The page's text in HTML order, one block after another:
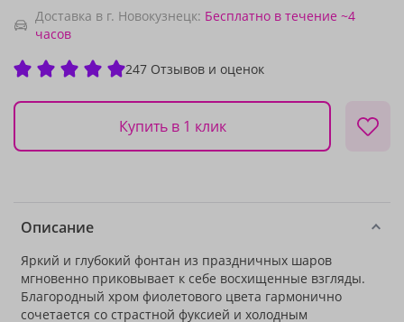
Доставка в г. Новокузнецк: Бесплатно в течение ~4
часов
247 Отзывов и оценок
Купить в 1 клик
Описание
Яркий и глубокий фонтан из праздничных шаров
мгновенно приковывает к себе восхищенные взгляды.
Благородный хром фиолетового цвета гармонично
сочетается со страстной фуксией и холодным